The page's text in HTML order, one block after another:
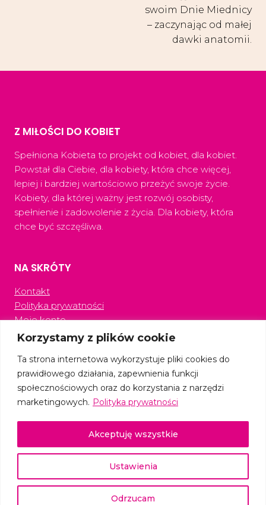
Korzystamy z plików cookie
Ta strona internetowa wykorzystuje pliki cookies do
prawidłowego działania, zapewnienia funkcji
społecznościowych oraz do korzystania z narzędzi
marketingowych. Polityka prywatności
Ustawienia
Odrzucam
Akceptuję wszystkie
swoim Dnie Miednicy
– zaczynając od małej
dawki anatomii.
Z MIŁOŚCI DO KOBIET
Spełniona Kobieta to projekt od kobiet, dla kobiet.
Powstał dla Ciebie, dla kobiety, która chce więcej,
lepiej i bardziej wartościowo przeżyć swoje życie.
Kobiety, dla której ważny jest rozwój osobisty,
spełnienie i zadowolenie z życia. Dla kobiety, która
chce być szczęśliwa.
NA SKRÓTY
Kontakt
Polityka prywatności
Moje konto
Sklep
OBSERWUJ NAS